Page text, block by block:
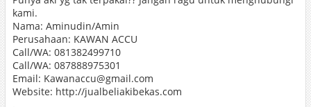
kami.
Nama: Aminudin/Amin
Perusahaan: KAWAN ACCU
Call/WA: 081382499710
Call/WA: 087888975301
Email: Kawanaccu@gmail.com
Website: http://jualbeliakibekas.com